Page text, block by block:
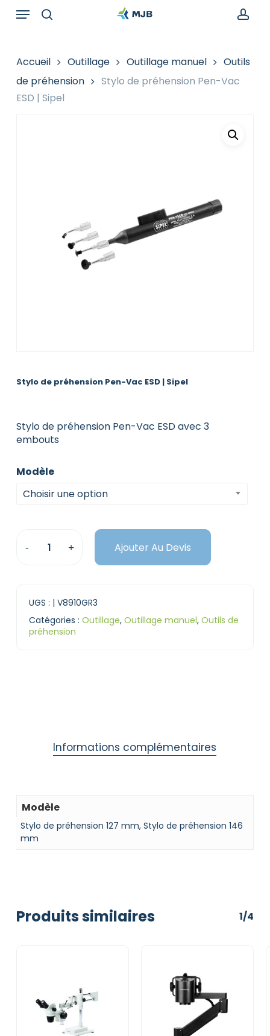
Recherche
Menu
Accueil Outillage Outillage manuel
Outils
de préhension
Stylo de préhension Pen-Vac
ESD | Sipel
Stylo de préhension Pen-Vac ESD | Sipel
Stylo de préhension Pen-Vac ESD avec 3
embouts
Modèle
Choisir une option
Ajouter Au Devis
UGS : | V8910GR3
Catégories : Outillage, Outillage manuel, Outils de
préhension
Informations complémentaires
Modèle
Stylo de préhension 127 mm, Stylo de préhension 146
mm
Produits similaires 1/4